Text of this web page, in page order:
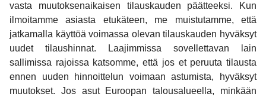
vasta muutoksenaikaisen tilauskauden päätteeksi. Kun
ilmoitamme asiasta etukäteen, me muistutamme, että
jatkamalla käyttöä voimassa olevan tilauskauden hyväksyt
uudet tilaushinnat. Laajimmissa sovellettavan lain
sallimissa rajoissa katsomme, että jos et peruuta tilausta
ennen uuden hinnoittelun voimaan astumista, hyväksyt
muutokset. Jos asut Euroopan talousalueella, minkään